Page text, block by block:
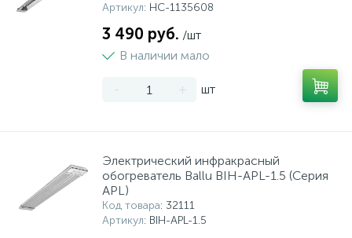
Артикул: НС-1135608
3 490 руб. /шт
В наличии мало
- + шт
Электрический инфракрасный
обогреватель Ballu BIH-APL-1.5 (Серия
APL)
Код товара: 32111
Артикул: BIH-APL-1.5